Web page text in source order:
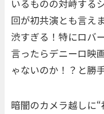
いるものの対峙する
回が初共演とも言え
渋すぎる！特にロバ
言ったらデニーロ映
ゃないのか！？と勝
暗闇のカメラ越しに